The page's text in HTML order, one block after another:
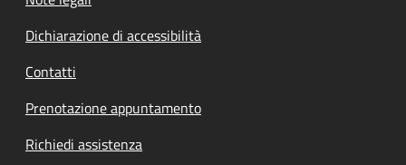
Dichiarazione di accessibilità
Contatti
Prenotazione appuntamento
Richiedi assistenza